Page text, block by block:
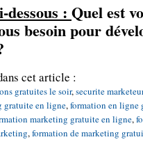
: Quel est
besoin pour
cet article :
gratuites le soir,securite
gratuite en ligne,formation en ligne
marketing gratuite en ligne,
,formation de marketing